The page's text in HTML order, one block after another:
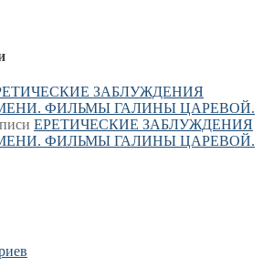
ЗАБЛУЖДЕНИЯ
ФИЛЬМЫ ГАЛИНЫ ЦАРЕВОЙ.
ЕРЕТИЧЕСКИЕ ЗАБЛУЖДЕНИЯ
ФИЛЬМЫ ГАЛИНЫ ЦАРЕВОЙ.